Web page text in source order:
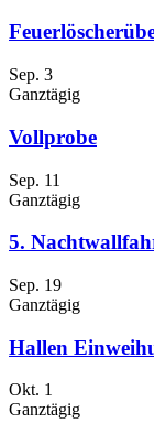
Sep. 3
Ganztägig
Vollprobe
Sep. 11
Ganztägig
5.
Sep. 19
Ganztägig
Hallen
Okt. 1
Ganztägig